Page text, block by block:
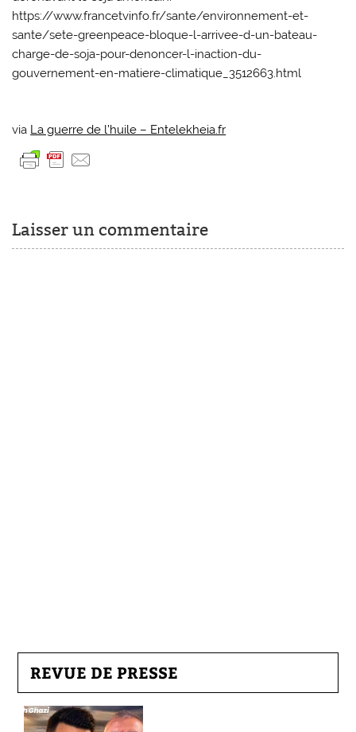
https://www.francetvinfo.fr/sante/environnement-et-
sante/sete-greenpeace-bloque-l-arrivee-d-un-bateau-
charge-de-soja-pour-denoncer-l-inaction-du-
gouvernement-en-matiere-climatique_3512663.html
via La guerre de l’huile – Entelekheia.fr
Laisser un commentaire
REVUE DE PRESSE